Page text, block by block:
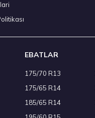
12 Adet
215/55 R16 93V Ecsta
5.390,00 ₺
EBATLAR
175/70 R13
175/65 R14
185/65 R14